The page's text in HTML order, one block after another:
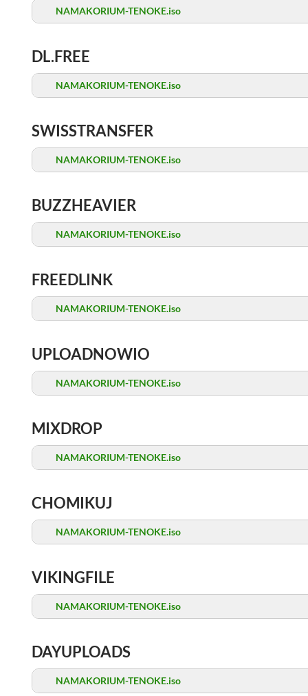
NAMAKORIUM-TENOKE.iso
DL.FREE
NAMAKORIUM-TENOKE.iso
SWISSTRANSFER
NAMAKORIUM-TENOKE.iso
BUZZHEAVIER
NAMAKORIUM-TENOKE.iso
FREEDLINK
NAMAKORIUM-TENOKE.iso
UPLOADNOWIO
NAMAKORIUM-TENOKE.iso
MIXDROP
NAMAKORIUM-TENOKE.iso
CHOMIKUJ
NAMAKORIUM-TENOKE.iso
VIKINGFILE
NAMAKORIUM-TENOKE.iso
DAYUPLOADS
NAMAKORIUM-TENOKE.iso